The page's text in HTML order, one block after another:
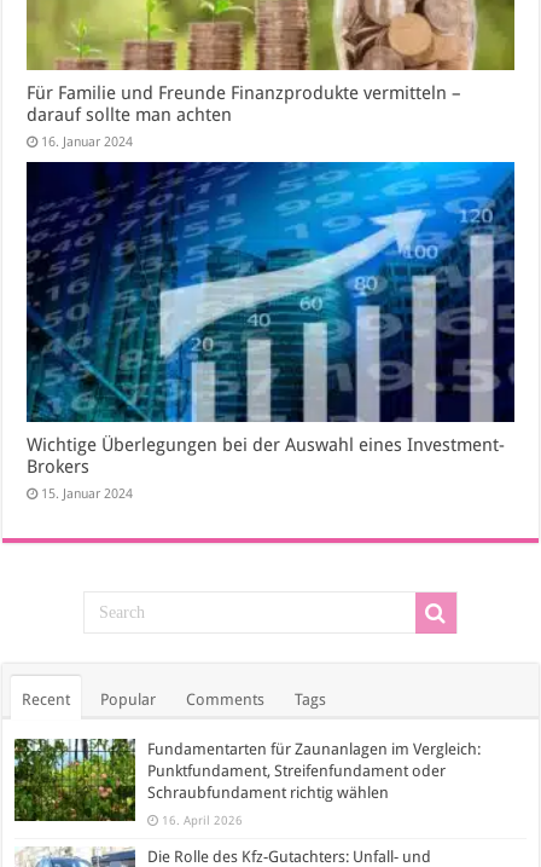
Für Familie und Freunde Finanzprodukte vermitteln –
darauf sollte man achten
16. Januar 2024
Wichtige Überlegungen bei der Auswahl eines Investment-
Brokers
15. Januar 2024
Recent Popular Comments Tags
Fundamentarten für Zaunanlagen im Vergleich:
Punktfundament, Streifenfundament oder
Schraubfundament richtig wählen
16. April 2026
Die Rolle des Kfz-Gutachters: Unfall- und